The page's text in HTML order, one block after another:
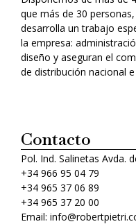
que más de 30
desarrolla un trabajo
la empresa:
diseño y aseguran el
de distribución nacional
Contacto
Pol. Ind. Salinetas Avda.
+34 966 95 04 79
+34 965 37 06 89
+34 965 37 20 00
Email: